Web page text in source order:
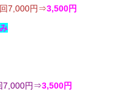
7,000円⇒3,500円
7,000円⇒3,500円